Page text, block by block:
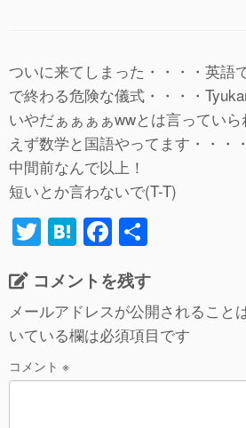
ついに来てしまった・・・・英語
で終わる危険な儀式・・・・
いやだぁぁぁぁwwとは言ってい
えず数学と国語やってます・・・・
中間前なんで以上！
短いとか言わないで(T-T)
T
tt
er
H
e
n
a
F
a
c
e
b
o
コメントを残す
メールアドレスが公開されること
いている欄は必須項目です
コメント ※